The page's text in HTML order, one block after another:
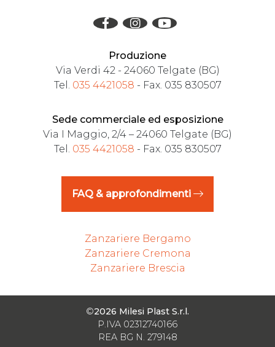
Produzione
Via Verdi 42 - 24060 Telgate (BG)
Tel. 035 4421058 - Fax. 035 830507
Sede commerciale ed esposizione
Via I Maggio, 2/4 – 24060 Telgate (BG)
Tel. 035 4421058 - Fax. 035 830507
FAQ & approfondimenti
Zanzariere Bergamo
Zanzariere Cremona
Zanzariere Brescia
©2026 Milesi Plast S.r.l.
P.IVA 02312740166
REA BG N. 279148